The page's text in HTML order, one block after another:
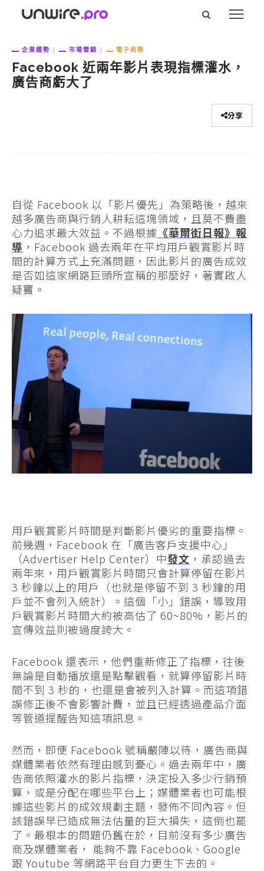
企業趨勢 市場營銷 電子商務
Facebook 近兩年影片表現指標灌水，
廣告商虧大了
分享
自從 Facebook 以「影片優先」為策略後，越來
越多廣告商與行銷人耕耘這塊領域，且莫不費盡
心力追求最大效益。不過根據 《華爾街日報》報
導 ，Facebook 過去兩年在平均用戶觀賞影片時
間的計算方式上充滿問題，因此影片的廣告成效
是否如這家網路巨頭所宣稱的那麼好，著實啟人
疑竇。
用戶觀賞影片時間是判斷影片優劣的重要指標。
前幾週，Facebook 在「廣告客戶支援中心」
（Advertiser Help Center）中發文 ，承認過去
兩年來，用戶觀賞影片時間只會計算停留在影片
3 秒鐘以上的用戶（也就是停留不到 3 秒鐘的用
戶並不會列入統計）。這個「小」錯誤，導致用
戶觀賞影片時間大約被高估了 60~80%，影片的
宣傳效益則被過度誇大。
Facebook 還表示，他們重新修正了指標，往後
無論是自動播放還是點擊觀看，就算停留影片時
間不到 3 秒的，也還是會被列入計算。而這項錯
誤修正後不會影響計費，並且已經透過產品介面
等管道提醒告知這項訊息。
然而，即便 Facebook 號稱嚴陣以待，廣告商與
媒體業者依然有理由感到憂心。過去兩年中，廣
告商依照灌水的影片指標，決定投入多少行銷預
算，或是分配在哪些平台上；媒體業者也可能根
據這些影片的成效規劃主題，發佈不同內容。但
該錯誤早已造成無法估量的巨大損失，這倒也罷
了。最根本的問題仍舊在於，目前沒有多少廣告
商及媒體業者， 能夠不靠 Facebook、Google
跟 Youtube 等網路平台自力更生下去的。